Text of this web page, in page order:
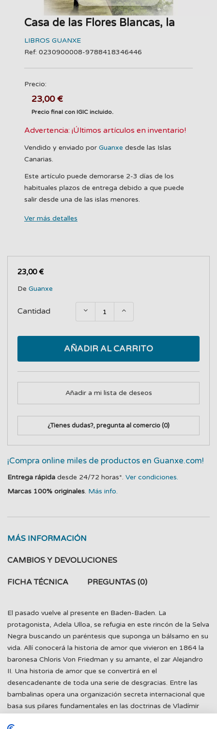
Casa de las Flores Blancas, la
LIBROS GUANXE
Ref: 0230900008-9788418346446
Precio:
23,00 €
Precio final con IGIC incluido.
Advertencia: ¡Últimos artículos en inventario!
Vendido y enviado por Guanxe desde las Islas
Canarias.
Este artículo puede demorarse 2-3 días de los
habituales plazos de entrega debido a que puede
salir desde una de las islas menores.
Ver más detalles
23,00 €
De Guanxe
Cantidad
AÑADIR AL CARRITO
Añadir a mi lista de deseos
¿Tienes dudas?, pregunta al comercio(0)
¡Compra online miles de productos en Guanxe.com!
Entrega rápida desde 24/72 horas*. Ver condiciones.
Marcas 100% originales. Más info.
MÁS INFORMACIÓN
CAMBIOS Y DEVOLUCIONES
FICHA TÉCNICA PREGUNTAS (0)
El pasado vuelve al presente en Baden-Baden. La
protagonista, Adela Ulloa, se refugia en este rincón de la Selva
Negra buscando un paréntesis que suponga un bálsamo en su
vida. Allí conocerá la historia de amor que vivieron en 1864 la
baronesa Chloris Von Friedman y su amante, el zar Alejandro
II. Una historia de amor que se convertirá en el
desencadenante de toda una serie de desgracias. Entre las
bambalinas opera una organización secreta internacional que
basa sus pilares fundamentales en las doctrinas de Vladímir